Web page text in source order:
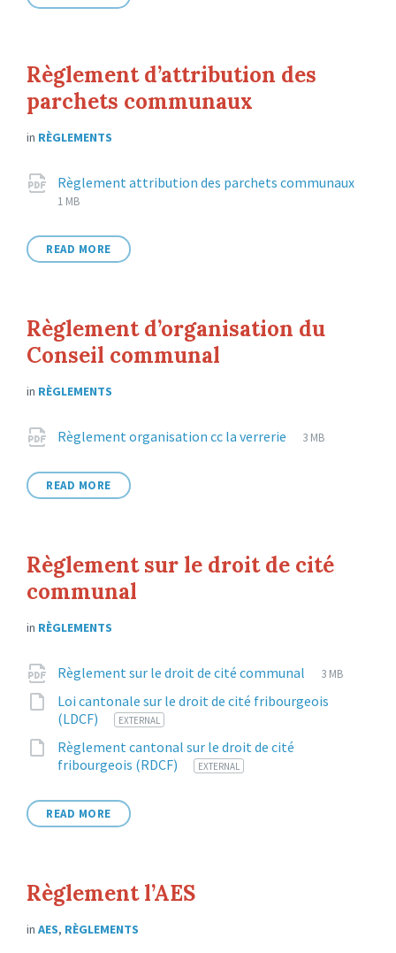
Règlement d’attribution des
parchets communaux
in RÈGLEMENTS
Attachments
Règlement attribution des parchets communaux
File
pdf
File
1 MB
READ MORE
Règlement d’organisation du
Conseil communal
in RÈGLEMENTS
Attachments
Règlement organisation cc la verrerie
File
pdf
File
3 MB
READ MORE
Règlement sur le droit de cité
communal
in RÈGLEMENTS
Attachments
Règlement sur le droit de cité communal
File
pdf
File
3 MB
Loi cantonale sur le droit de cité fribourgeois
(LDCF)
File
1EXTERNAL
Règlement cantonal sur le droit de cité
fribourgeois (RDCF)
File
11EXTERNAL
READ MORE
Règlement l’AES
in AES, RÈGLEMENTS